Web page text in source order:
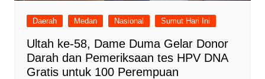
Daerah Medan Nasional Sumut Hari Ini
Ultah ke-58, Dame Duma Gelar Donor
Darah dan Pemeriksaan tes HPV DNA
Gratis untuk 100 Perempuan